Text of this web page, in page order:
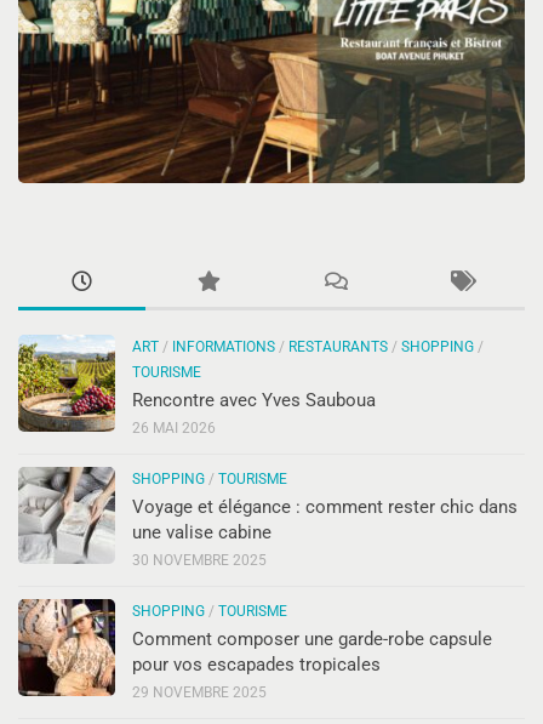
ART / INFORMATIONS / RESTAURANTS / SHOPPING /
TOURISME
Rencontre avec Yves Sauboua
26 MAI 2026
SHOPPING / TOURISME
Voyage et élégance : comment rester chic dans
une valise cabine
30 NOVEMBRE 2025
SHOPPING / TOURISME
Comment composer une garde-robe capsule
pour vos escapades tropicales
29 NOVEMBRE 2025